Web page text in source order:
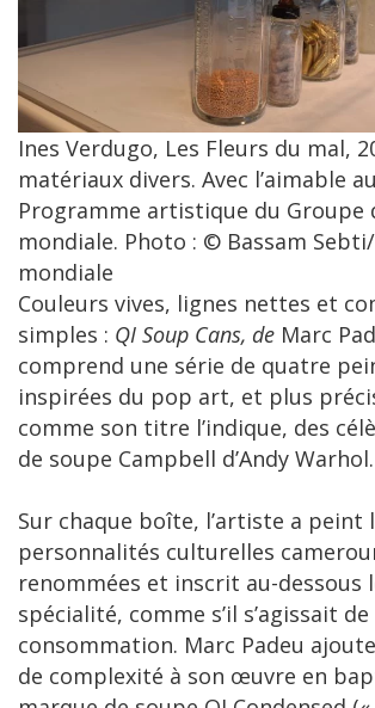
Ines Verdugo, Les Fleurs du mal,
matériaux divers. Avec l’aimable
Programme artistique du Groupe
mondiale. Photo : © Bassam
mondiale
Couleurs vives, lignes nettes et
simples : QI Soup Cans, de Marc
comprend une série de quatre
inspirées du pop art, et plus
comme son titre l’indique, des
de soupe Campbell d’Andy Warhol.
Sur chaque boîte, l’artiste a peint
personnalités culturelles
renommées et inscrit au-dessous
spécialité, comme s’il s’agissait
consommation. Marc Padeu
de complexité à son œuvre en